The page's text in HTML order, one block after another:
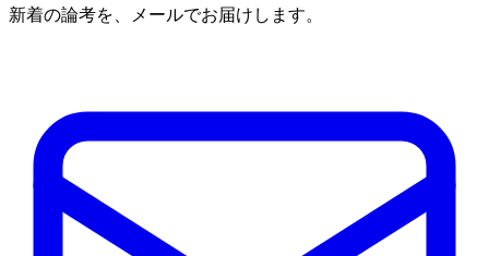
新着の論考を、メールでお届けします。